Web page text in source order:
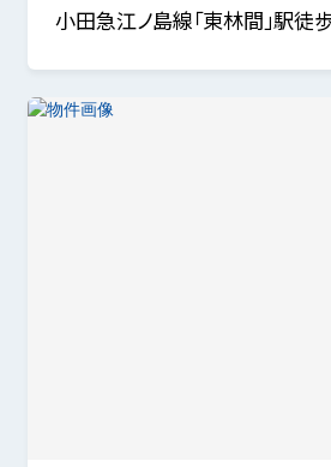
小田急江ノ島線「東林間」駅徒